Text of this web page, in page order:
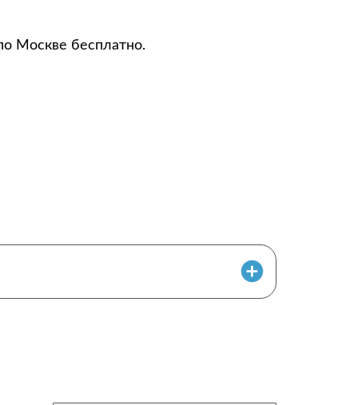
Москве бесплатно.